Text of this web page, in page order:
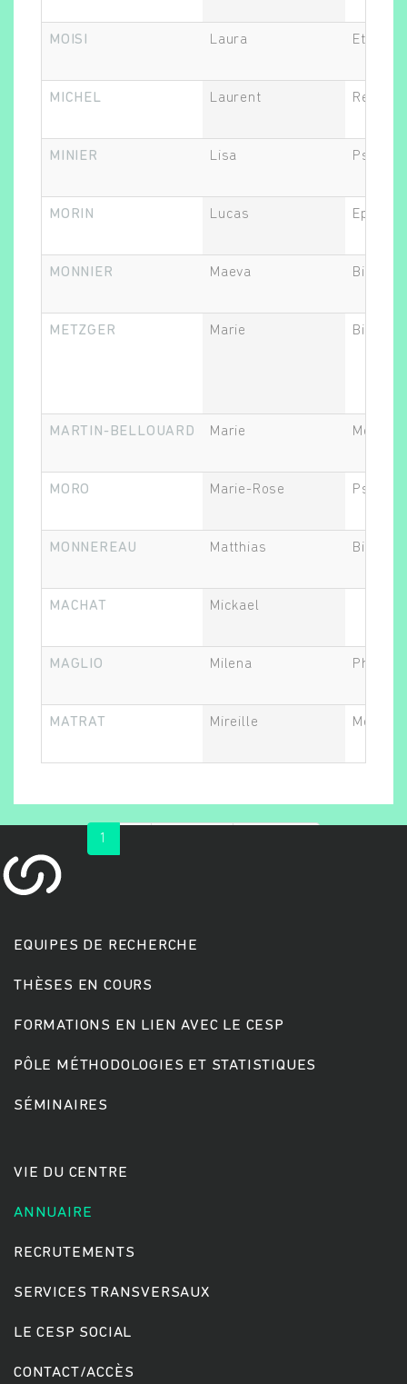
MOISI Laura
MICHEL Laurent
MINIER Lisa
MORIN Lucas
MONNIER Maeva
METZGER Marie
MARTIN-BELLOUARD Marie Médecin
MORO Marie-Rose
MONNEREAU Matthias
MACHAT Mickael
MAGLIO Milena
MATRAT Mireille Médecin
1
EQUIPES DE RECHERCHE
THÈSES EN COURS
FORMATIONS EN LIEN AVEC LE CESP
PÔLE MÉTHODOLOGIES ET STATISTIQUES
SÉMINAIRES
VIE DU CENTRE
ANNUAIRE
RECRUTEMENTS
SERVICES TRANSVERSAUX
LE CESP SOCIAL
CONTACT/ACCÈS